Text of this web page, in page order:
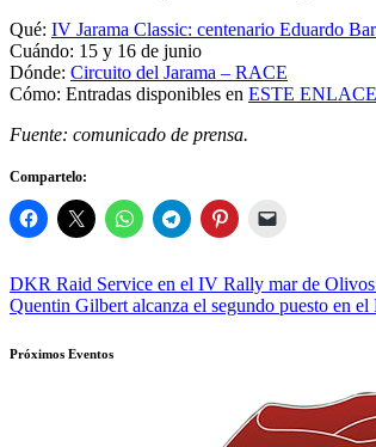
Qué: IV Jarama Classic: centenario Eduardo
Cuándo: 15 y 16 de junio
Dónde: Circuito del Jarama – RACE
Cómo: Entradas disponibles en ESTE ENLACE
Fuente: comunicado de prensa.
Compartelo:
Navegación
de
entradas
DKR Raid Service en el IV Rally mar de
Quentin Gilbert alcanza el segundo puesto en
Próximos Eventos